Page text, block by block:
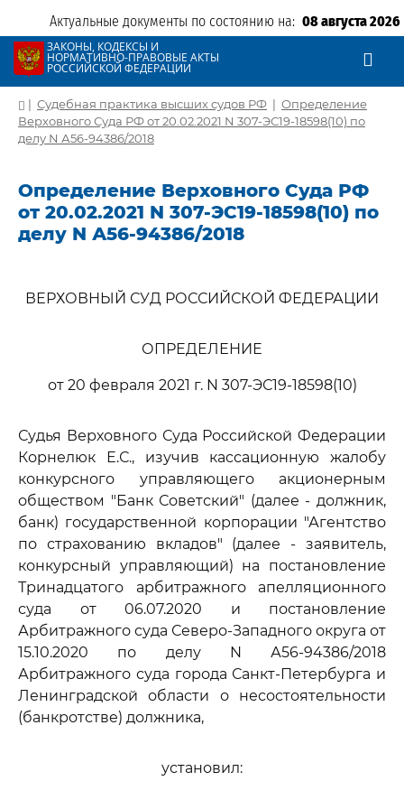
Актуальные документы по состоянию на: 08 августа 2026
ЗАКОНЫ, КОДЕКСЫ И
НОРМАТИВНО-ПРАВОВЫЕ АКТЫ
РОССИЙСКОЙ ФЕДЕРАЦИИ
| Судебная практика высших судов РФ | Определение
Верховного Суда РФ от 20.02.2021 N 307-ЭС19-18598(10) по
делу N А56-94386/2018
Определение Верховного Суда РФ
от 20.02.2021 N 307-ЭС19-18598(10) по
делу N А56-94386/2018
ВЕРХОВНЫЙ СУД РОССИЙСКОЙ ФЕДЕРАЦИИ
ОПРЕДЕЛЕНИЕ
от 20 февраля 2021 г. N 307-ЭС19-18598(10)
Судья Верховного Суда Российской Федерации
Корнелюк Е.С., изучив кассационную жалобу
конкурсного управляющего акционерным
обществом "Банк Советский" (далее - должник,
банк) государственной корпорации "Агентство
по страхованию вкладов" (далее - заявитель,
конкурсный управляющий) на постановление
Тринадцатого арбитражного апелляционного
суда от 06.07.2020 и постановление
Арбитражного суда Северо-Западного округа от
15.10.2020 по делу N А56-94386/2018
Арбитражного суда города Санкт-Петербурга и
Ленинградской области о несостоятельности
(банкротстве) должника,
установил: